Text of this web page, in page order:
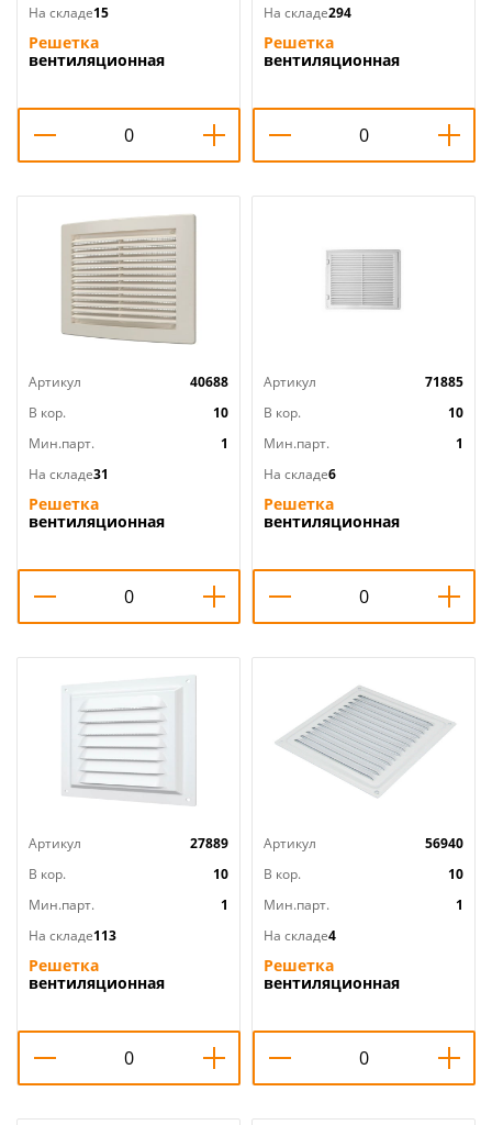
На складе15
Решетка
вентиляционная
1/22
На складе294
Решетка
вентиляционная
Артикул
40688
В кор.
10
Мин.парт.
1
На складе31
Решетка
вентиляционная
кость, ERA, 1/60
Артикул
71885
В кор.
10
Мин.парт.
1
На складе6
Решетка
вентиляционная
Артикул
27889
В кор.
10
Мин.парт.
1
На складе113
Решетка
вентиляционная
Артикул
56940
В кор.
10
Мин.парт.
1
На складе4
Решетка
вентиляционная
150x150ВРС, белая
0,7х15х15 Эвент, 1/13